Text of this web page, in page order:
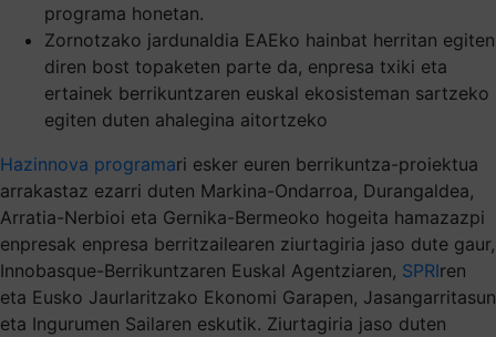
programa honetan.
Zornotzako jardunaldia EAEko hainbat herritan egiten
diren bost topaketen parte da, enpresa txiki eta
ertainek berrikuntzaren euskal ekosisteman sartzeko
egiten duten ahalegina aitortzeko
Hazinnova programari esker euren berrikuntza-proiektua
arrakastaz ezarri duten Markina-Ondarroa, Durangaldea,
Arratia-Nerbioi eta Gernika-Bermeoko hogeita hamazazpi
enpresak enpresa berritzailearen ziurtagiria jaso dute gaur,
Innobasque-Berrikuntzaren Euskal Agentziaren, SPRIren
eta Eusko Jaurlaritzako Ekonomi Garapen, Jasangarritasun
eta Ingurumen Sailaren eskutik. Ziurtagiria jaso duten